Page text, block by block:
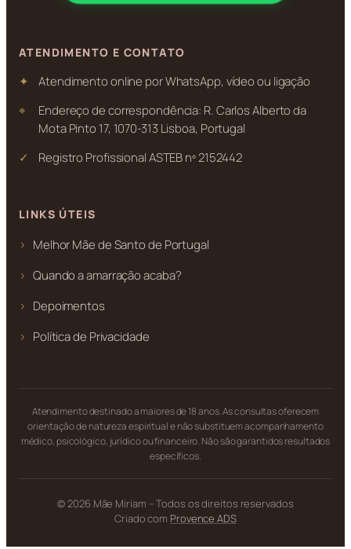
ATENDIMENTO E CONTATO
Atendimento online por WhatsApp, vídeo ou ligação
Endereço de correspondência: R. Carlos Alberto da
Mota Pinto 17, 1070-313 Lisboa, Portugal
Registro Profissional ASTEB nº 2152442
LINKS ÚTEIS
Melhor Mãe de Santo de Portugal
Quando a amarração acaba?
Depoimentos
Política de Privacidade
Atendimento destinado a maiores de 18 anos. As consultas oferecem
orientação de natureza espiritual e não substituem acompanhamento
médico, psicológico, jurídico ou financeiro. Não são garantidos resultados
específicos.
© 2026 Mãe Miriam – Todos os direitos reservados
Criado com Provence ADS